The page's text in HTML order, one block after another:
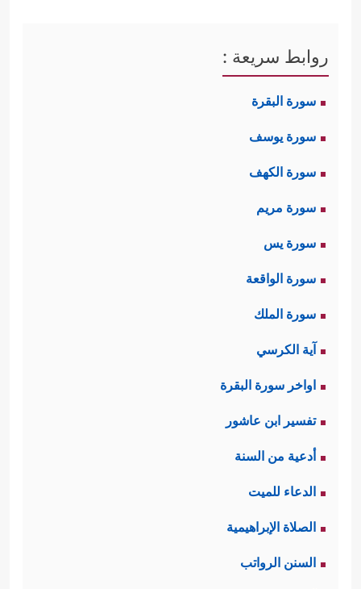
روابط سريعة :
سورة البقرة
سورة يوسف
سورة الكهف
سورة مريم
سورة يس
سورة الواقعة
سورة الملك
آية الكرسي
اواخر سورة البقرة
تفسير ابن عاشور
أدعية من السنة
الدعاء للميت
الصلاة الإبراهيمية
السنن الرواتب